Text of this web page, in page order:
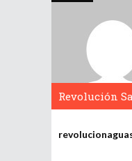
Revolución